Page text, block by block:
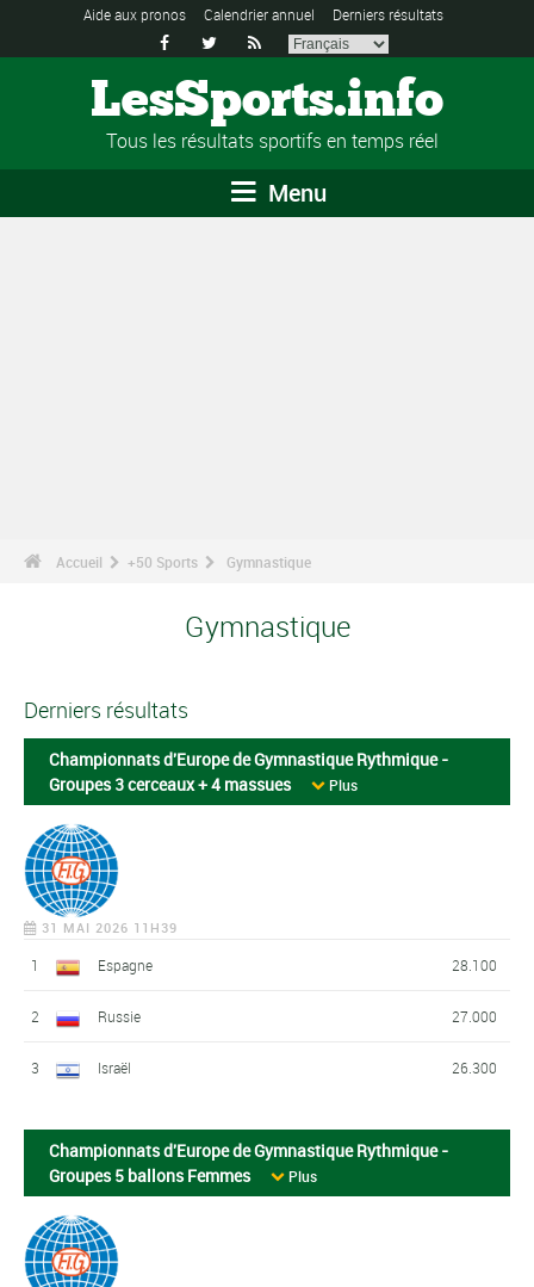
Aide aux pronos Calendrier annuel Derniers résultats
  
LesSports.info
Tous les résultats sportifs en temps réel
Menu
Accueil +50 Sports Gymnastique
Gymnastique
Derniers résultats
Championnats d'Europe de Gymnastique Rythmique -
Groupes 3 cerceaux + 4 massues
Plus
31 MAI 2026 11H39
1 Espagne 28.100
2 Russie 27.000
3 Israël 26.300
Championnats d'Europe de Gymnastique Rythmique -
Groupes 5 ballons Femmes
Plus